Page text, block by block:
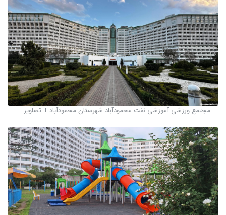
مجتمع ورزشی آموزشی نفت محمودآباد شهرستان محمودآباد + تصاویر ...